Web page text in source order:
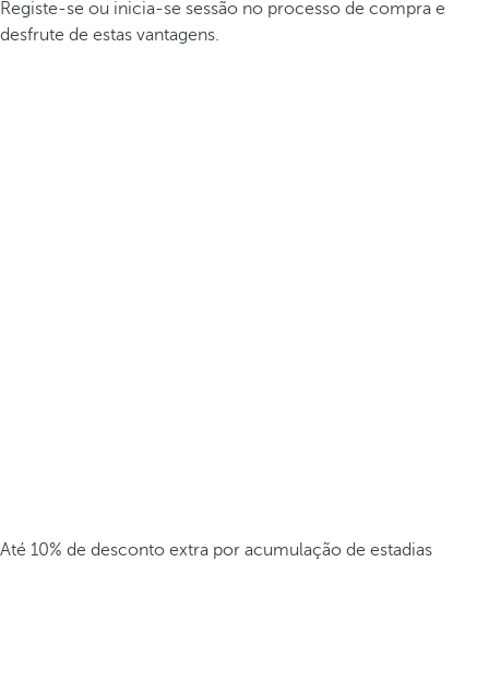
Registe-se ou inicia-se sessão no processo de compra e
desfrute de estas vantagens.
Até 10% de desconto extra por acumulação de estadias